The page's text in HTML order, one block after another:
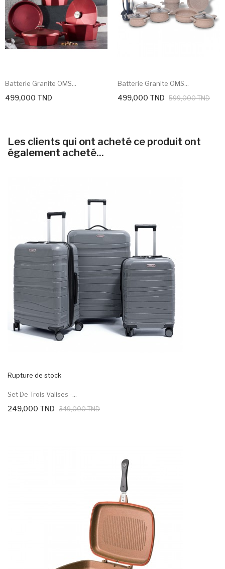
Batterie Granite OMS...
499,000 TND
Batterie Granite OMS...
499,000 TND 599,000 TND
Les clients qui ont acheté ce produit ont
également acheté...
Rupture de stock
Set De Trois Valises -...
249,000 TND 349,000 TND